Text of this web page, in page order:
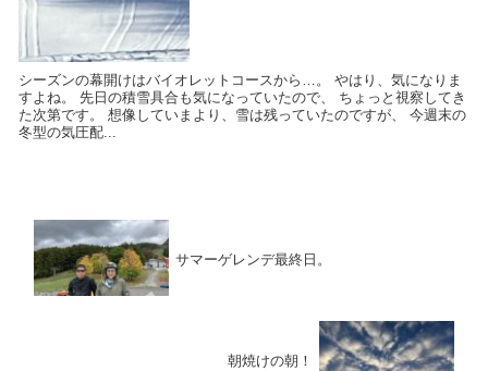
シーズンの幕開けはバイオレットコースから…。 やはり、気になりま
すよね。 先日の積雪具合も気になっていたので、 ちょっと視察してき
た次第です。 想像していまより、雪は残っていたのですが、 今週末の
冬型の気圧配...
サマーゲレンデ最終日。
朝焼けの朝！